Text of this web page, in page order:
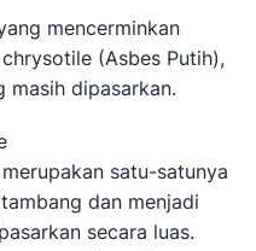
mencerminkan
(Asbes Putih),
masih dipasarkan.
satu-satunya
dan menjadi
secara luas.